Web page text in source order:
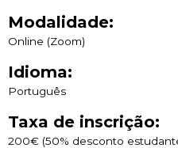
Modalidade:
Online (Zoom)
Idioma:
Português
Taxa de inscrição:
200€ (50% desconto